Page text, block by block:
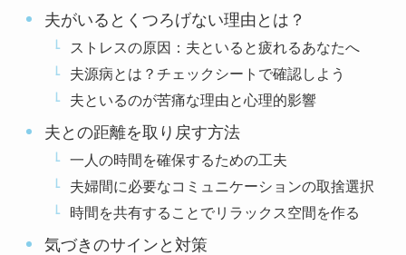
夫がいるとくつろげない理由とは？
ストレスの原因：夫といると疲れるあなたへ
夫源病とは？チェックシートで確認しよう
夫といるのが苦痛な理由と心理的影響
夫との距離を取り戻す方法
一人の時間を確保するための工夫
夫婦間に必要なコミュニケーションの取捨選択
時間を共有することでリラックス空間を作る
気づきのサインと対策